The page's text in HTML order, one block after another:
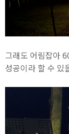
그래도 어림잡아
성공이라 할 수 있